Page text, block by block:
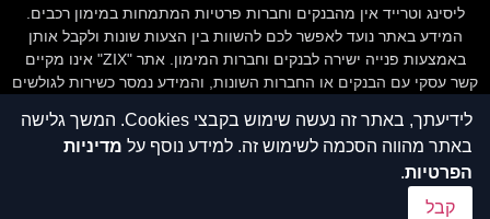
ליסינג וטרייד אין מהבנקים וחברות פרטיות המתמחות במימון רכבים.
המידע באתר נועד לאפשר לכם להשוות בין הצעות שונות ולקבל אותן
באמצעות פנייה ישירה לבנקים וחברות המימון. אתר "ZIX" אינו מקיים
קשר עסקי עם הבנקים או החברות השונות, והמידע נמסר כשירות לגולשים
לגרור חיוב בריבית פיגורים והליכי הוצאה לפועל.
חשוב לציין אתר זה לא נותן הלוואות מכל סוג
לידיעתך, באתר זה נעשה שימוש בקבצי Cookies. המשך גלישה
באתר מהווה הסכמה לשימוש זה. למידע נוסף על מדיניות
הפרטיות.
קבל